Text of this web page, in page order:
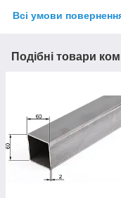
Всі умови
Подібні товари